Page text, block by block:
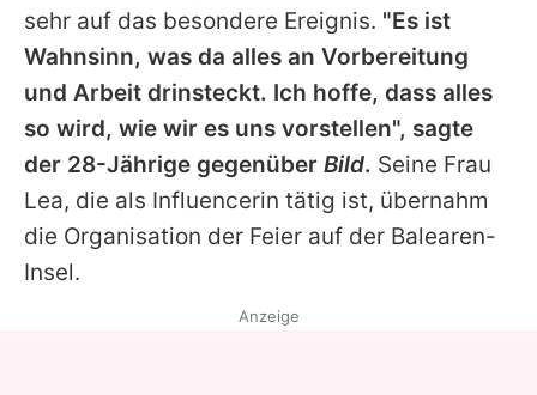
Datenschutzerklärung
Utiq verwalten
sehr auf das besondere Ereignis. "Es ist
Wahnsinn, was da alles an Vorbereitung
und Arbeit drinsteckt. Ich hoffe, dass alles
so wird, wie wir es uns vorstellen", sagte
der 28-Jährige gegenüber Bild. Seine Frau
Lea, die als Influencerin tätig ist, übernahm
die Organisation der Feier auf der Balearen-
Insel.
Anzeige